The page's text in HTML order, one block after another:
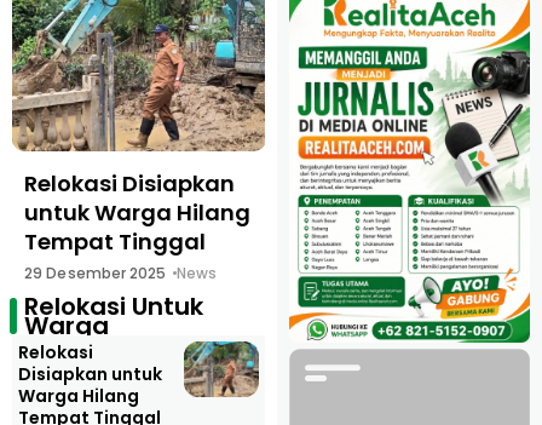
Relokasi Disiapkan
untuk Warga Hilang
Tempat Tinggal
29 Desember 2025 News
Relokasi Untuk
Warga
Relokasi
Disiapkan untuk
Warga Hilang
Tempat Tinggal